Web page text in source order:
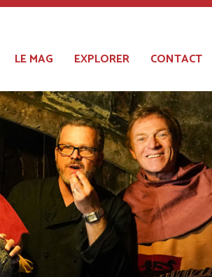
LE MAG EXPLORER CONTACT